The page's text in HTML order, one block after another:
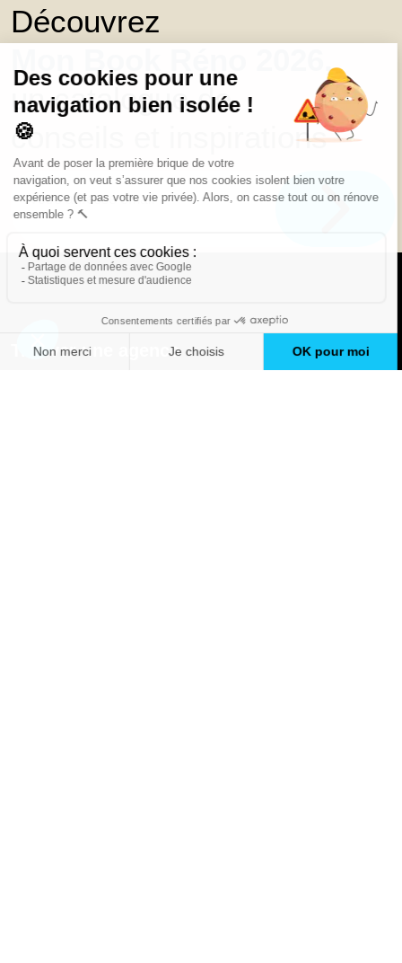
Découvrez
Mon Book Réno 2026,
un catalogue de
conseils et inspirations
Trouver une agence